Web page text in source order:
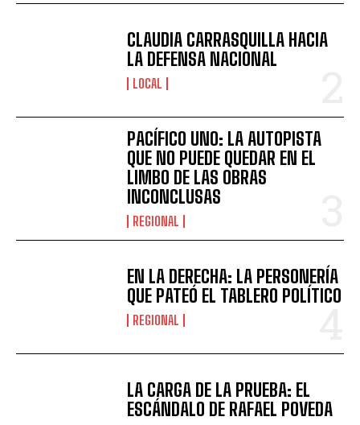
CLAUDIA CARRASQUILLA HACIA
LA DEFENSA NACIONAL
LOCAL
PACÍFICO UNO: LA AUTOPISTA
QUE NO PUEDE QUEDAR EN EL
LIMBO DE LAS OBRAS
INCONCLUSAS
REGIONAL
EN LA DERECHA: LA PERSONERÍA
QUE PATEÓ EL TABLERO POLÍTICO
REGIONAL
LA CARGA DE LA PRUEBA: EL
ESCÁNDALO DE RAFAEL POVEDA